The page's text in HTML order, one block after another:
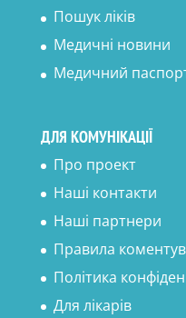
Пошук ліків
Медичні новини
Медичний
ДЛЯ КОМУНІКАЦІЇ
Про проект
Наші контакти
Наші партнери
Правила
Політика
Для лікарів